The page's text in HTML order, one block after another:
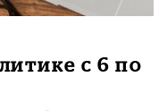
с 6 по